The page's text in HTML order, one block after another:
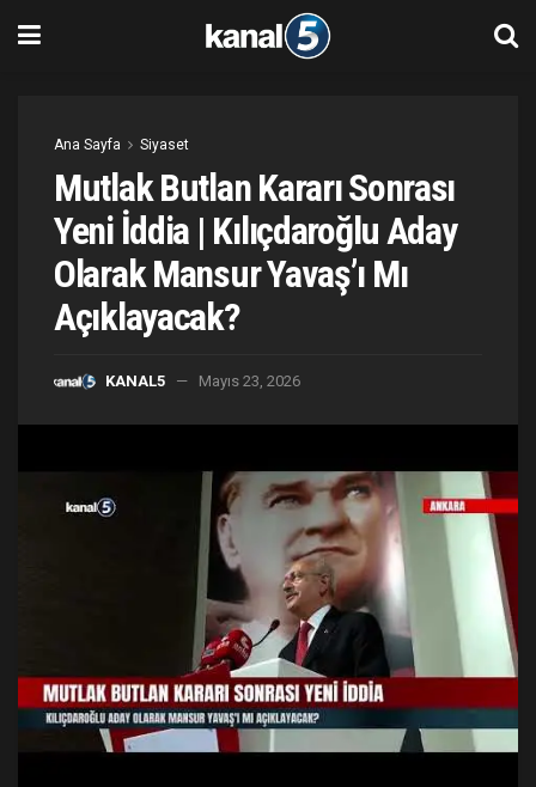
Ana Sayfa Siyaset
Mutlak Butlan Kararı Sonrası
Yeni İddia | Kılıçdaroğlu Aday
Olarak Mansur Yavaş’ı Mı
Açıklayacak?
KANAL5 Mayıs 23, 2026